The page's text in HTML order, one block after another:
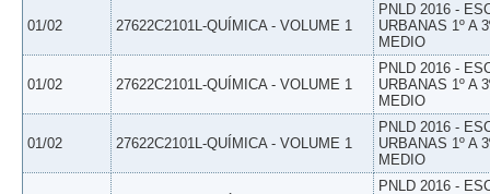
01/02 27622C2101L-QUÍMICA - VOLUME 1
PNLD 2016 -
URBANAS 1º A
MEDIO
01/02 27622C2101L-QUÍMICA - VOLUME 1
PNLD 2016 -
URBANAS 1º A
MEDIO
01/02 27622C2101L-QUÍMICA - VOLUME 1
PNLD 2016 -
URBANAS 1º A
MEDIO
PNLD 2016 -